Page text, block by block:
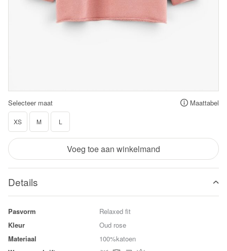
Selecteer maat Maattabel
XS M L
Voeg toe aan winkelmand
Details
Pasvorm
Relaxed fit
Kleur
Oud rose
Materiaal
100%katoen